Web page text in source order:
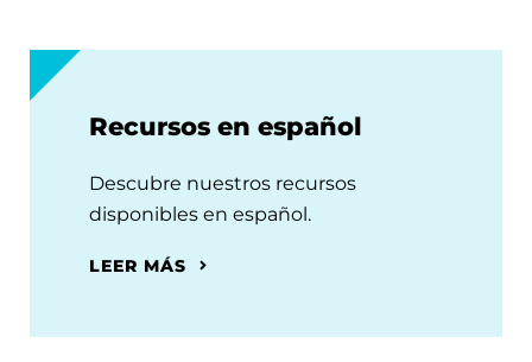
Recursos en español
Descubre nuestros recursos
disponibles en español.
LEER MÁS